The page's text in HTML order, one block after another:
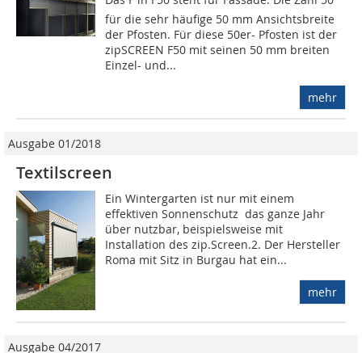
für die sehr häufige 50 mm Ansichtsbreite
der Pfosten. Für diese 50er- Pfosten ist der
zipSCREEN F50 mit seinen 50 mm breiten
Einzel- und...
mehr
Ausgabe 01/2018
Textilscreen
Ein Wintergarten ist nur mit einem
effektiven Sonnenschutz das ganze Jahr
über nutzbar, beispielsweise mit
Installation des zip.Screen.2. Der Hersteller
Roma mit Sitz in Burgau hat ein...
mehr
Ausgabe 04/2017